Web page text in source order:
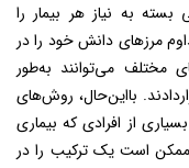
بسته به نیاز هر بیمار را
مداوم مرزهای دانش خود را در
مختلف می‌توانند به‌طور
بااین‌حال، روش‌های
از افرادی که بیماری
است یک ترکیب را در